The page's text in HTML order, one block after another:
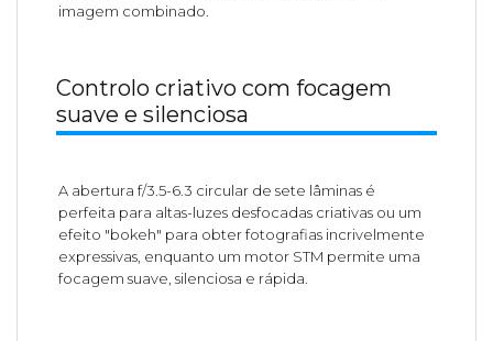
imagem combinado.
Controlo criativo com focagem
suave e silenciosa
A abertura f/3.5-6.3 circular de sete lâminas é
perfeita para altas-luzes desfocadas criativas ou um
efeito "bokeh" para obter fotografias incrivelmente
expressivas, enquanto um motor STM permite uma
focagem suave, silenciosa e rápida.